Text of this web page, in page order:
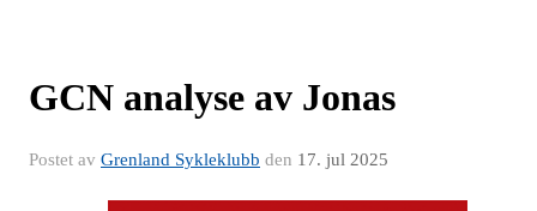
GCN analyse av Jonas
Postet av Grenland Sykleklubb den 17. jul 2025